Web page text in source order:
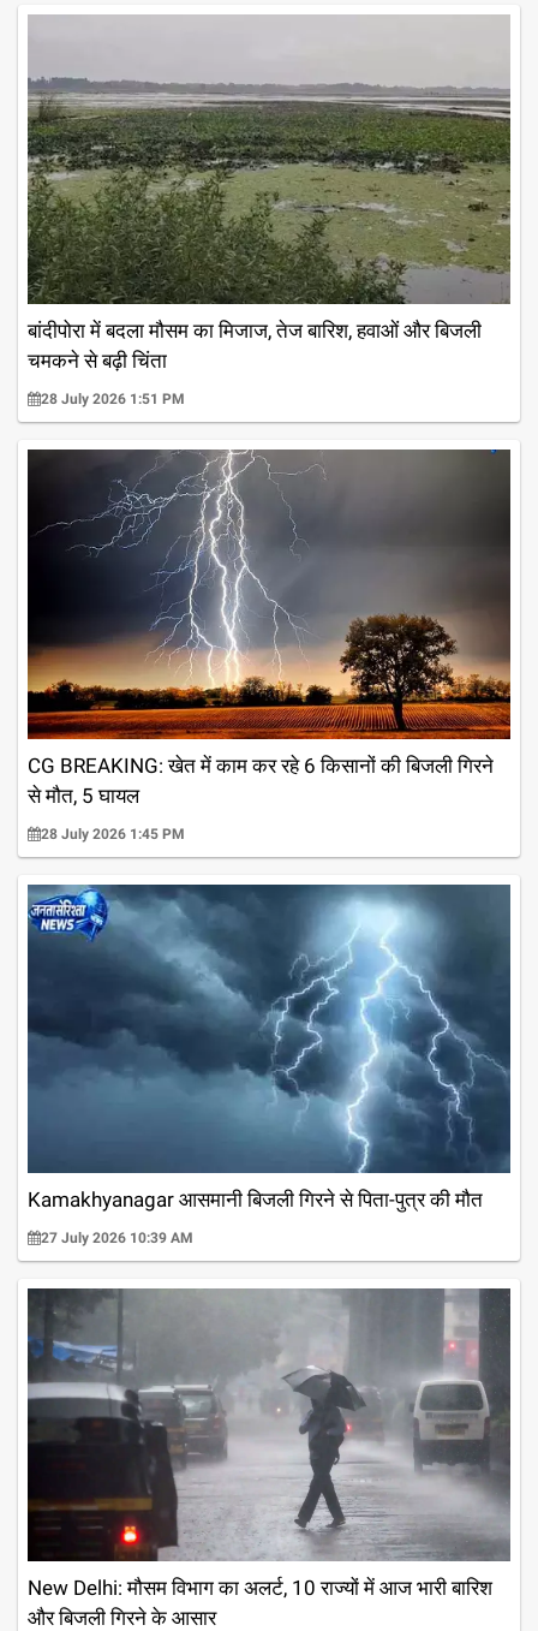
बांदीपोरा में बदला मौसम का मिजाज, तेज बारिश, हवाओं और बिजली
चमकने से बढ़ी चिंता
28 July 2026 1:51 PM
CG BREAKING: खेत में काम कर रहे 6 किसानों की बिजली गिरने
से मौत, 5 घायल
28 July 2026 1:45 PM
Kamakhyanagar आसमानी बिजली गिरने से पिता-पुत्र की मौत
27 July 2026 10:39 AM
New Delhi: मौसम विभाग का अलर्ट, 10 राज्यों में आज भारी बारिश
और बिजली गिरने के आसार